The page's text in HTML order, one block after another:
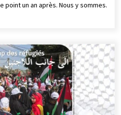
point un an après. Nous y sommes.